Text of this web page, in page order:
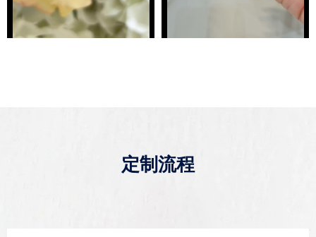
定制流程